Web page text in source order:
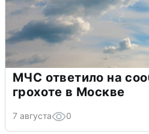
МЧС ответило на
грохоте в Москве
7 августа 0